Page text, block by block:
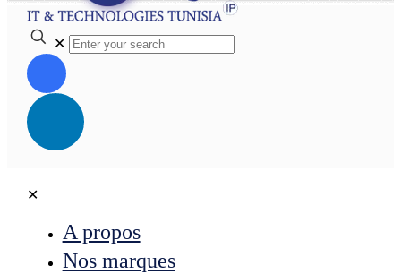
✕
✕
A propos
Nos marques